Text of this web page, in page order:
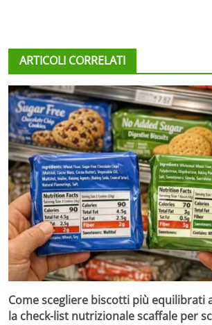
ARTICOLI CORRELATI
Come scegliere biscotti più equilibrati
la check-list nutrizionale scaffale per